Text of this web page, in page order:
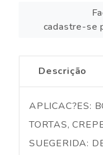
cadastre-se
Descrição
APLICAC?ES:
TORTAS,
SUEGERIDA: